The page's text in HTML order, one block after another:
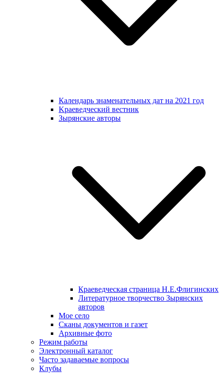
Календарь знаменательных дат на 2021 год
Kраеведческий вестник
Зырянские авторы
Краеведческая страница Н.Е.Флигинских
Литературное творчество Зырянских
авторов
Мое село
Сканы документов и газет
Архивные фото
Режим работы
Электронный каталог
Часто задаваемые вопросы
Клубы